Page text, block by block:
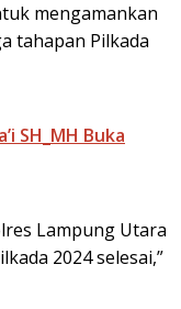
mengamankan
tahapan Pilkada
SH_MH Buka
Lampung Utara
2024 selesai,”